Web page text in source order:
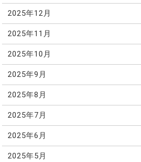
2025年12月
2025年11月
2025年10月
2025年9月
2025年8月
2025年7月
2025年6月
2025年5月